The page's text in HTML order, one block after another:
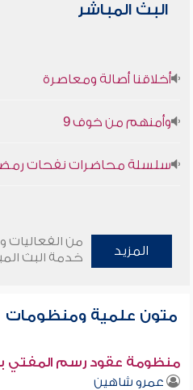
البث المباشر
أخلاقنا أصالة ومعاصرة
وأمنهم من خوف 9
سلسلة محاضرات نفحات رمضانية
المزيد
من الفعاليات
خدمة البث
متون علمية ومنظومات
منظومة عقود رسم المفتي
عمرو شاهين